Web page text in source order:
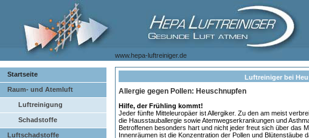
www.hepa-luftreiniger.de
Luftreiniger bei
Allergie gegen Pollen: Heuschnupfen
Hilfe, der Frühling kommt!
Jeder fünfte Mitteleuropäer ist Allergiker. Zu den am meist
die Hausstauballergie sowie Atemwegserkrankungen und
Betroffenen besonders hart und nicht jeder freut sich über das
Innenräumen ist die Konzentration der Pollen und Blütenstäube
Startseite
Raum- und Atemluft
Luftreinigung
Schadstoffe
Luftschadstoffe